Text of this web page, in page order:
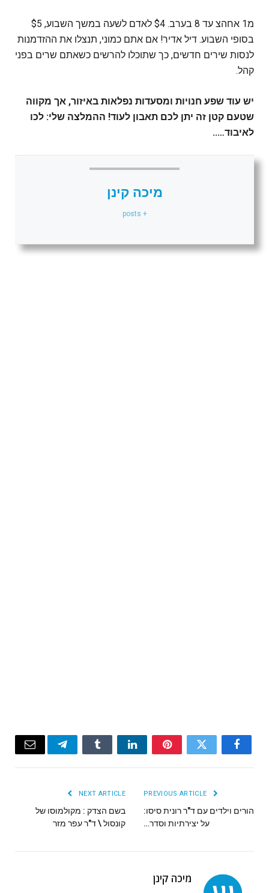
מ1 אחהצ עד 8 בערב. $4 לאדם לשעה במשך השבוע, $5
בסופי השבוע. דיל אדיר! אם אתם כמוני, תנצלו את ההזדמנות
לנסות שירים חדשים, כך שתוכלו להרשים כשאתם שרים בפני
קהל.
יש עוד שפע חנויות ומסעדות נפלאות באיזור, אך מקווה
שטעם קטן זה יתן לכם תאבון לעוד! ההמלצה שלי: לכו
לאיבוד…..
מיכה קינן
+ posts
Facebook
Twitter
Pinterest
LinkedIn
Tumblr
Telegram
Email
הורים וילדים עם ד"ר רונית סיסו:
על יצירתיות וסדר…
NEXT ARTICLE
בשם הצדק : מקולמוסו של
קונסול \ ד"ר עפר מזר
מיכה קינן